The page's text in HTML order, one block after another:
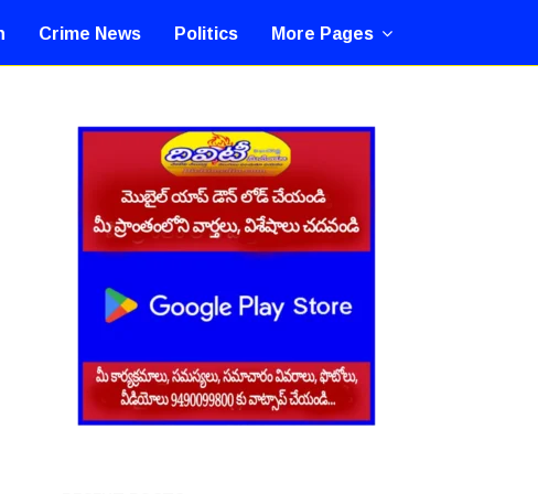
Crime News Politics More Pages